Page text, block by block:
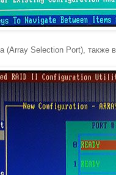
(Array Selection Port),